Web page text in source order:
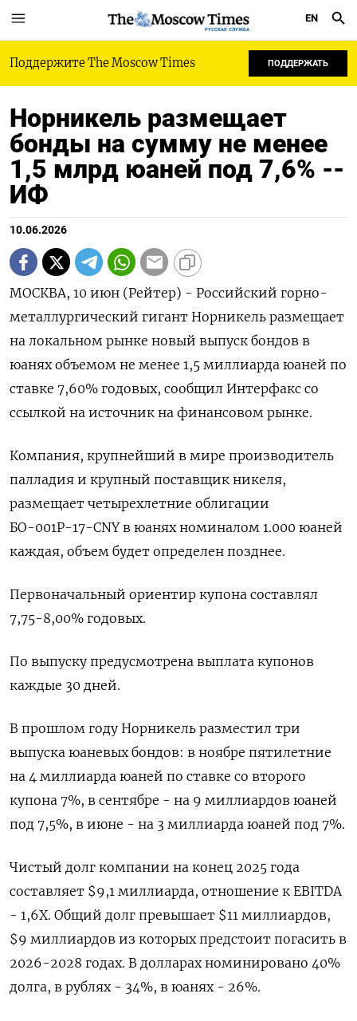
РУССКАЯ СЛУЖБА
EN
Поддержите The Moscow Times ПОДДЕРЖАТЬ
Норникель размещает
бонды на сумму не менее
1,5 млрд юаней под 7,6% --
ИФ
10.06.2026
МОСКВА, 10 июн (Рейтер) - Российский горно-
металлургический гигант Норникель размещает
на локальном рынке новый выпуск бондов в
‌юанях объемом не менее 1,5 миллиарда юаней по
ставке 7,60% годовых, сообщил Интерфакс со ​
ссылкой на ​источник на ​финансовом рынке.
Компания, ⁠крупнейший в мире производитель
‌палладия и крупный поставщик ‌никеля,
размещает четырехлетние облигации
БО-001Р-17-CNY в юанях номиналом ​1.000 юаней
каждая, объем ‌будет определен позднее.
Первоначальный ориентир купона составлял
7,75-8,00% ​годовых.
По выпуску предусмотрена выплата купонов
‌каждые 30 дней.
В прошлом году Норникель разместил три
выпуска юаневых бондов: в ​ноябре ​пятилетние
на ‌4 миллиарда юаней по ставке со второго ​
купона 7%, в сентябре - на 9 миллиардов юаней
под 7,5%, в июне - на 3 миллиарда юаней под 7%.
Чистый долг компании на конец 2025 года ​
составляет $9,1 миллиарда, отношение ⁠к EBITDA
- 1,6Х. Общий долг превышает $11 миллиардов,
$9 миллиардов из ‌которых предстоит погасить в
2026-2028 годах. ‌В долларах номинировано 40%
долга, в ​рублях - 34%, в юанях - 26%.